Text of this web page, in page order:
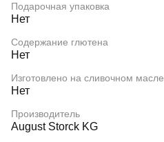
Подарочная упаковка
Нет
Содержание глютена
Нет
Изготовлено на сливочном масле
Нет
Производитель
August Storck KG